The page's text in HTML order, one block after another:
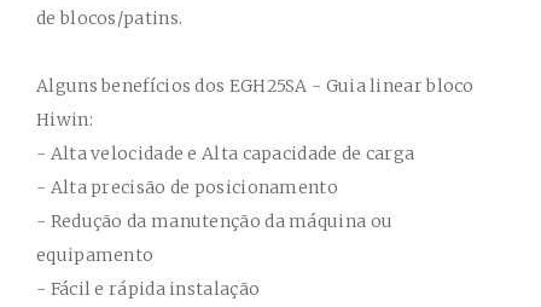
de blocos/patins.
Alguns benefícios dos EGH25SA - Guia linear bloco
Hiwin:
- Alta velocidade e Alta capacidade de carga
- Alta precisão de posicionamento
- Redução da manutenção da máquina ou
equipamento
- Fácil e rápida instalação